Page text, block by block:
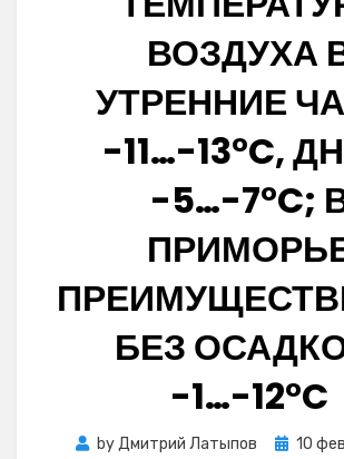
ВОЗДУХА
УТРЕННИЕ
-11…-13°C,
-5…-7°C;
БЕЗ
-1…-12°C
byДмитрий Латыпов
Posted
10